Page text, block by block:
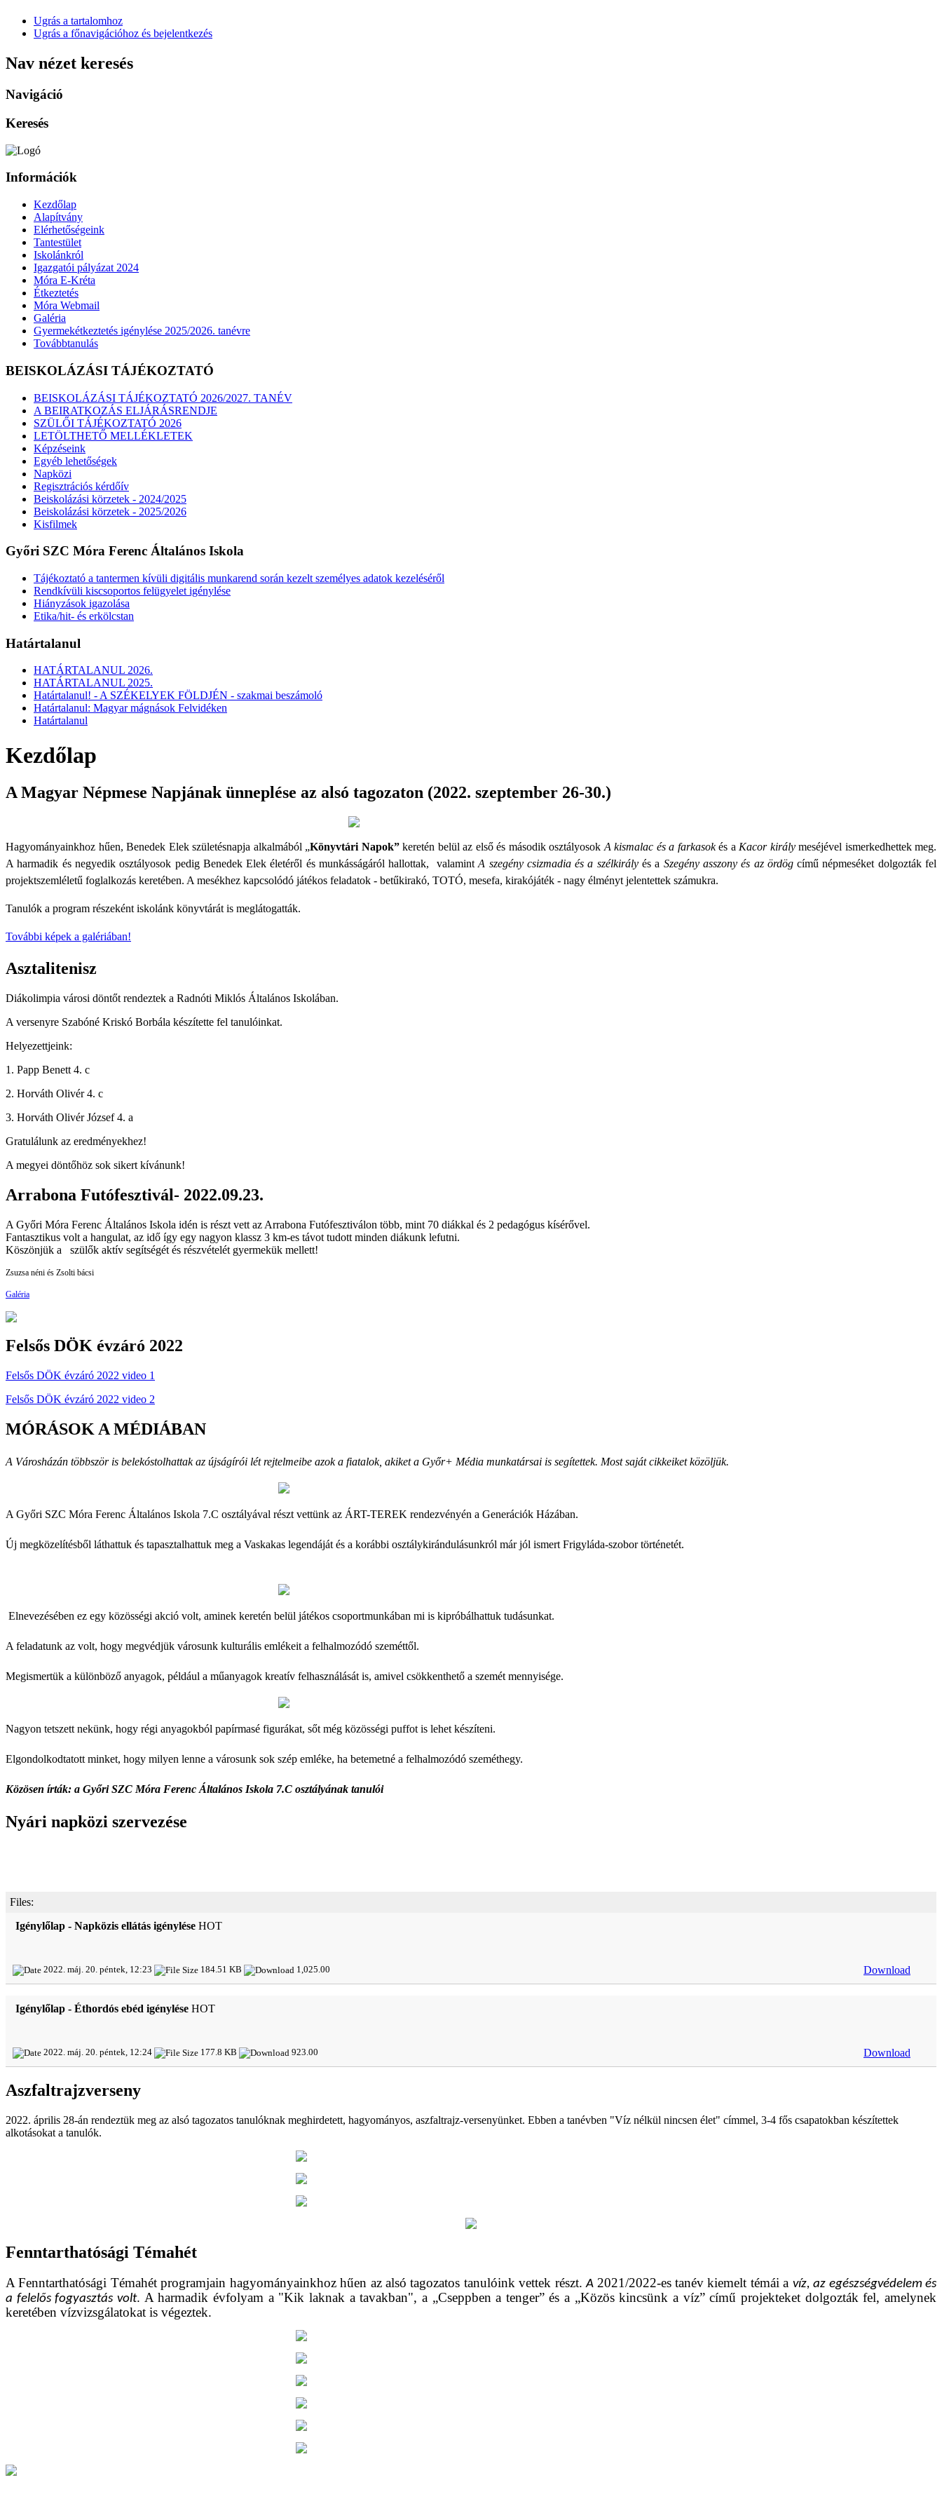
Ugrás a tartalomhoz
Ugrás a főnavigációhoz és bejelentkezés
Nav nézet keresés
Navigáció
Keresés
Információk
Kezdőlap
Alapítvány
Elérhetőségeink
Tantestület
Iskolánkról
Igazgatói pályázat 2024
Móra E-Kréta
Étkeztetés
Móra Webmail
Galéria
Gyermekétkeztetés igénylése 2025/2026. tanévre
Továbbtanulás
BEISKOLÁZÁSI TÁJÉKOZTATÓ
BEISKOLÁZÁSI TÁJÉKOZTATÓ 2026/2027. TANÉV
A BEIRATKOZÁS ELJÁRÁSRENDJE
SZÜLŐI TÁJÉKOZTATÓ 2026
LETÖLTHETŐ MELLÉKLETEK
Képzéseink
Egyéb lehetőségek
Napközi
Regisztrációs kérdőív
Beiskolázási körzetek - 2024/2025
Beiskolázási körzetek - 2025/2026
Kisfilmek
Győri SZC Móra Ferenc Általános Iskola
Tájékoztató a tantermen kívüli digitális munkarend során kezelt személyes adatok kezeléséről
Rendkívüli kiscsoportos felügyelet igénylése
Hiányzások igazolása
Etika/hit- és erkölcstan
Határtalanul
HATÁRTALANUL 2026.
HATÁRTALANUL 2025.
Határtalanul! - A SZÉKELYEK FÖLDJÉN - szakmai beszámoló
Határtalanul: Magyar mágnások Felvidéken
Határtalanul
Kezdőlap
A Magyar Népmese Napjának ünneplése az alsó tagozaton (2022. szeptember 26-30.)
Hagyományainkhoz hűen, Benedek Elek születésnapja alkalmából „Könyvtári Napok” keretén belül az első és második osztályosok A kismalac és a farkasokés a Kacor királymeséjével ismerkedhettek meg.
A harmadik és negyedik osztályosok pedig Benedek Elek életéről és munkásságáról hallottak,
valamintA szegény csizmadia és a szélkirályés a Szegény asszony és az ördögcímű népmeséket dolgozták fel
projektszemléletű foglalkozás keretében. A mesékhez kapcsolódó játékos feladatok - betűkirakó, TOTÓ, mesefa, kirakójáték - nagy élményt jelentettek számukra.
Tanulók a program részeként iskolánk könyvtárát is meglátogatták.
További képek a galériában!
Asztalitenisz
Diákolimpia városi döntőt rendeztek a Radnóti Miklós Általános Iskolában.
A versenyre Szabóné Kriskó Borbála készítette fel tanulóinkat.
Helyezettjeink:
1. Papp Benett 4. c
2. Horváth Olivér 4. c
3. Horváth Olivér József 4. a
Gratulálunk az eredményekhez!
A megyei döntőhöz sok sikert kívánunk!
Arrabona Futófesztivál- 2022.09.23.
A Győri Móra Ferenc Általános Iskola idén is részt vett az Arrabona Futófesztiválon több, mint 70 diákkal és 2 pedagógus kísérővel.
Fantasztikus volt a hangulat, az idő így egy nagyon klassz 3 km-es távot tudott minden diákunk lefutni.
Köszönjük a szülők aktív segítségét és részvételét gyermekük mellett!
Zsuzsa néni és Zsolti bácsi
Galéria
Felsős DÖK évzáró 2022
Felsős DÖK évzáró 2022 video 1
Felsős DÖK évzáró 2022 video 2
MÓRÁSOK A MÉDIÁBAN
A Városházán többször is belekóstolhattak az újságírói lét rejtelmeibe azok a fiatalok, akiket a Győr+ Média munkatársai is segítettek. Most saját cikkeiket közöljük.
A Győri SZC Móra Ferenc Általános Iskola 7.C osztályával részt vettünk az ÁRT-TEREK rendezvényén a Generációk Házában.
Új megközelítésből láthattuk és tapasztalhattuk meg a Vaskakas legendáját és a korábbi osztálykirándulásunkról már jól ismert Frigyláda-szobor történetét.
Elnevezésében ez egy közösségi akció volt, aminek keretén belül játékos csoportmunkában mi is kipróbálhattuk tudásunkat.
A feladatunk az volt, hogy megvédjük városunk kulturális emlékeit a felhalmozódó szeméttől.
Megismertük a különböző anyagok, például a műanyagok kreatív felhasználását is, amivel csökkenthető a szemét mennyisége.
Nagyon tetszett nekünk, hogy régi anyagokból papírmasé figurákat, sőt még közösségi puffot is lehet készíteni.
Elgondolkodtatott minket, hogy milyen lenne a városunk sok szép emléke, ha betemetné a felhalmozódó szeméthegy.
Közösen írták: a Győri SZC Móra Ferenc Általános Iskola 7.C osztályának tanulói
Nyári napközi szervezése
Files:
Igénylőlap - Napközis ellátás igénylése HOT
2022. máj. 20. péntek, 12:23 184.51 KB 1,025.00 Download
Igénylőlap - Éthordós ebéd igénylése HOT
2022. máj. 20. péntek, 12:24 177.8 KB 923.00 Download
Aszfaltrajzverseny
2022. április 28-án rendeztük meg az alsó tagozatos tanulóknak meghirdetett, hagyományos, aszfaltrajz-versenyünket. Ebben a tanévben "Víz nélkül nincsen élet" címmel, 3-4 fős csapatokban készítettek
alkotásokat a tanulók.
Fenntarthatósági Témahét
A Fenntarthatósági Témahét programjain hagyományainkhoz hűen az alsó tagozatos tanulóink vettek részt.A 2021/2022-es tanév kiemelt témái a víz, az egészségvédelem és
a felelős fogyasztás volt. A harmadik évfolyam a "Kik laknak a tavakban", a „Cseppben a tenger” és a „Közös kincsünk a víz” című projekteket dolgozták fel, amelynek
keretében vízvizsgálatokat is végeztek.